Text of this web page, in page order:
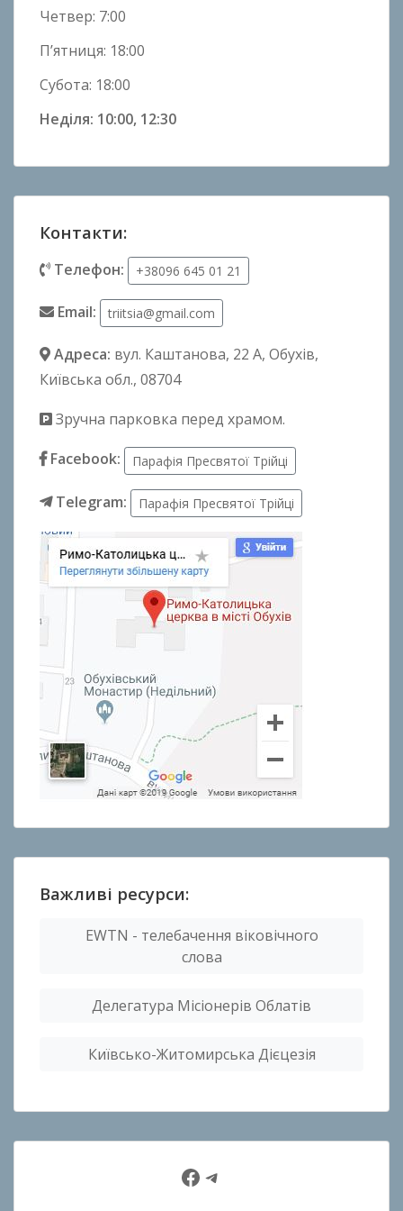
Четвер: 7:00
П’ятниця: 18:00
Субота: 18:00
Неділя: 10:00, 12:30
Контакти:
Телефон: +38096 645 01 21
Email: triitsia@gmail.com
Адреса: вул. Каштанова, 22 А, Обухів,
Київська обл., 08704
Зручна парковка перед храмом.
Facebook:
Парафія Пресвятої Трійці
Telegram: Парафія Пресвятої Трійці
Важливі ресурси:
EWTN - телебачення віковічного
слова
Делегатура Місіонерів Облатів
Київсько-Житомирська Дієцезія
Facebook
Telegram